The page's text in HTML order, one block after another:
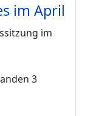
im April
im
3